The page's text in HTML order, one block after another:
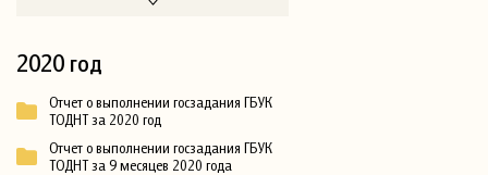
2020 год
Отчет о выполнении госзадания ГБУК
ТОДНТ за 2020 год
Отчет о выполнении госзадания ГБУК
ТОДНТ за 9 месяцев 2020 года